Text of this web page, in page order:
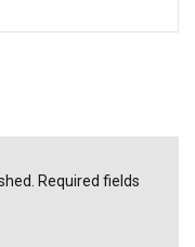
Required fields